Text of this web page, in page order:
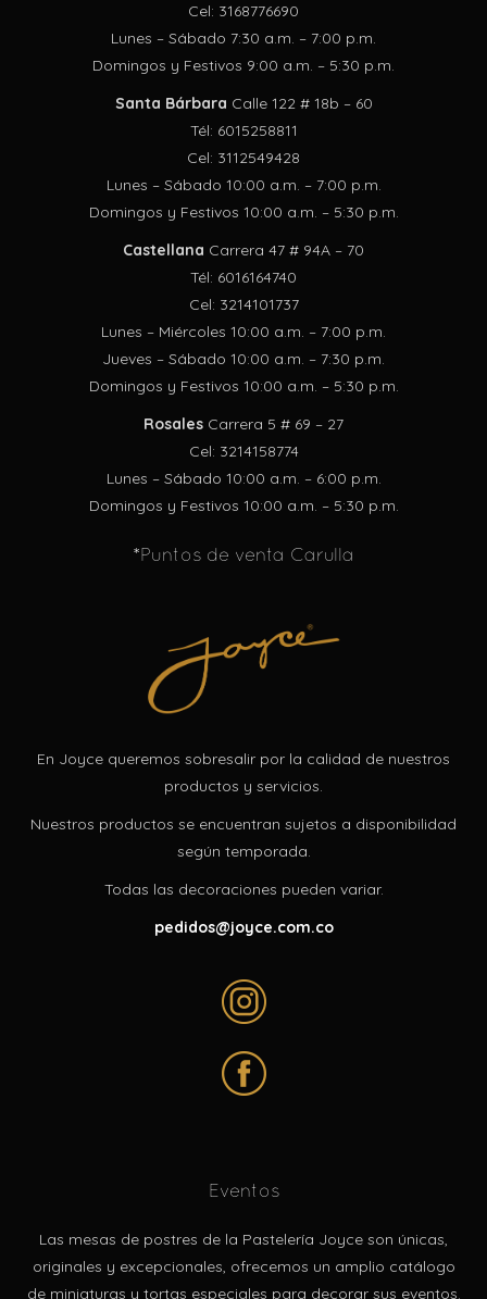
Cel: 3168776690
Lunes – Sábado 7:30 a.m. – 7:00 p.m.
Domingos y Festivos 9:00 a.m. – 5:30 p.m.
Santa Bárbara Calle 122 # 18b – 60
Tél: 6015258811
Cel: 3112549428
Lunes – Sábado 10:00 a.m. – 7:00 p.m.
Domingos y Festivos 10:00 a.m. – 5:30 p.m.
Castellana Carrera 47 # 94A – 70
Tél: 6016164740
Cel: 3214101737
Lunes – Miércoles 10:00 a.m. – 7:00 p.m.
Jueves – Sábado 10:00 a.m. – 7:30 p.m.
Domingos y Festivos 10:00 a.m. – 5:30 p.m.
Rosales Carrera 5 # 69 – 27
Cel: 3214158774
Lunes – Sábado 10:00 a.m. – 6:00 p.m.
Domingos y Festivos 10:00 a.m. – 5:30 p.m.
*Puntos de venta Carulla
En Joyce queremos sobresalir por la calidad de nuestros
productos y servicios.
Nuestros productos se encuentran sujetos a disponibilidad
según temporada.
Todas las decoraciones pueden variar.
pedidos@joyce.com.co
Eventos
Las mesas de postres de la Pastelería Joyce son únicas,
originales y excepcionales, ofrecemos un amplio catálogo
de miniaturas y tortas especiales para decorar sus eventos.